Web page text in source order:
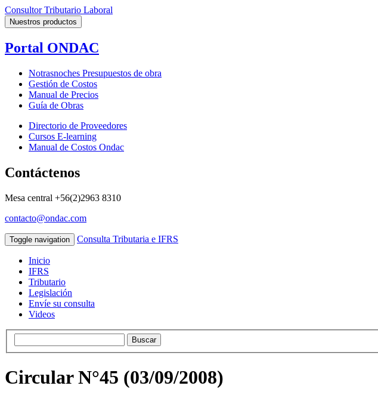
Consultor Tributario Laboral
Nuestros productos
Portal ONDAC
Notrasnoches Presupuestos de obra
Gestión de Costos
Manual de Precios
Guía de Obras
Directorio de Proveedores
Cursos E-learning
Manual de Costos Ondac
Contáctenos
Mesa central +56(2)2963 8310
contacto@ondac.com
Toggle navigation Consulta Tributaria e IFRS
Inicio
IFRS
Tributario
Legislación
Envíe su consulta
Videos
Circular N°45 (03/09/2008)